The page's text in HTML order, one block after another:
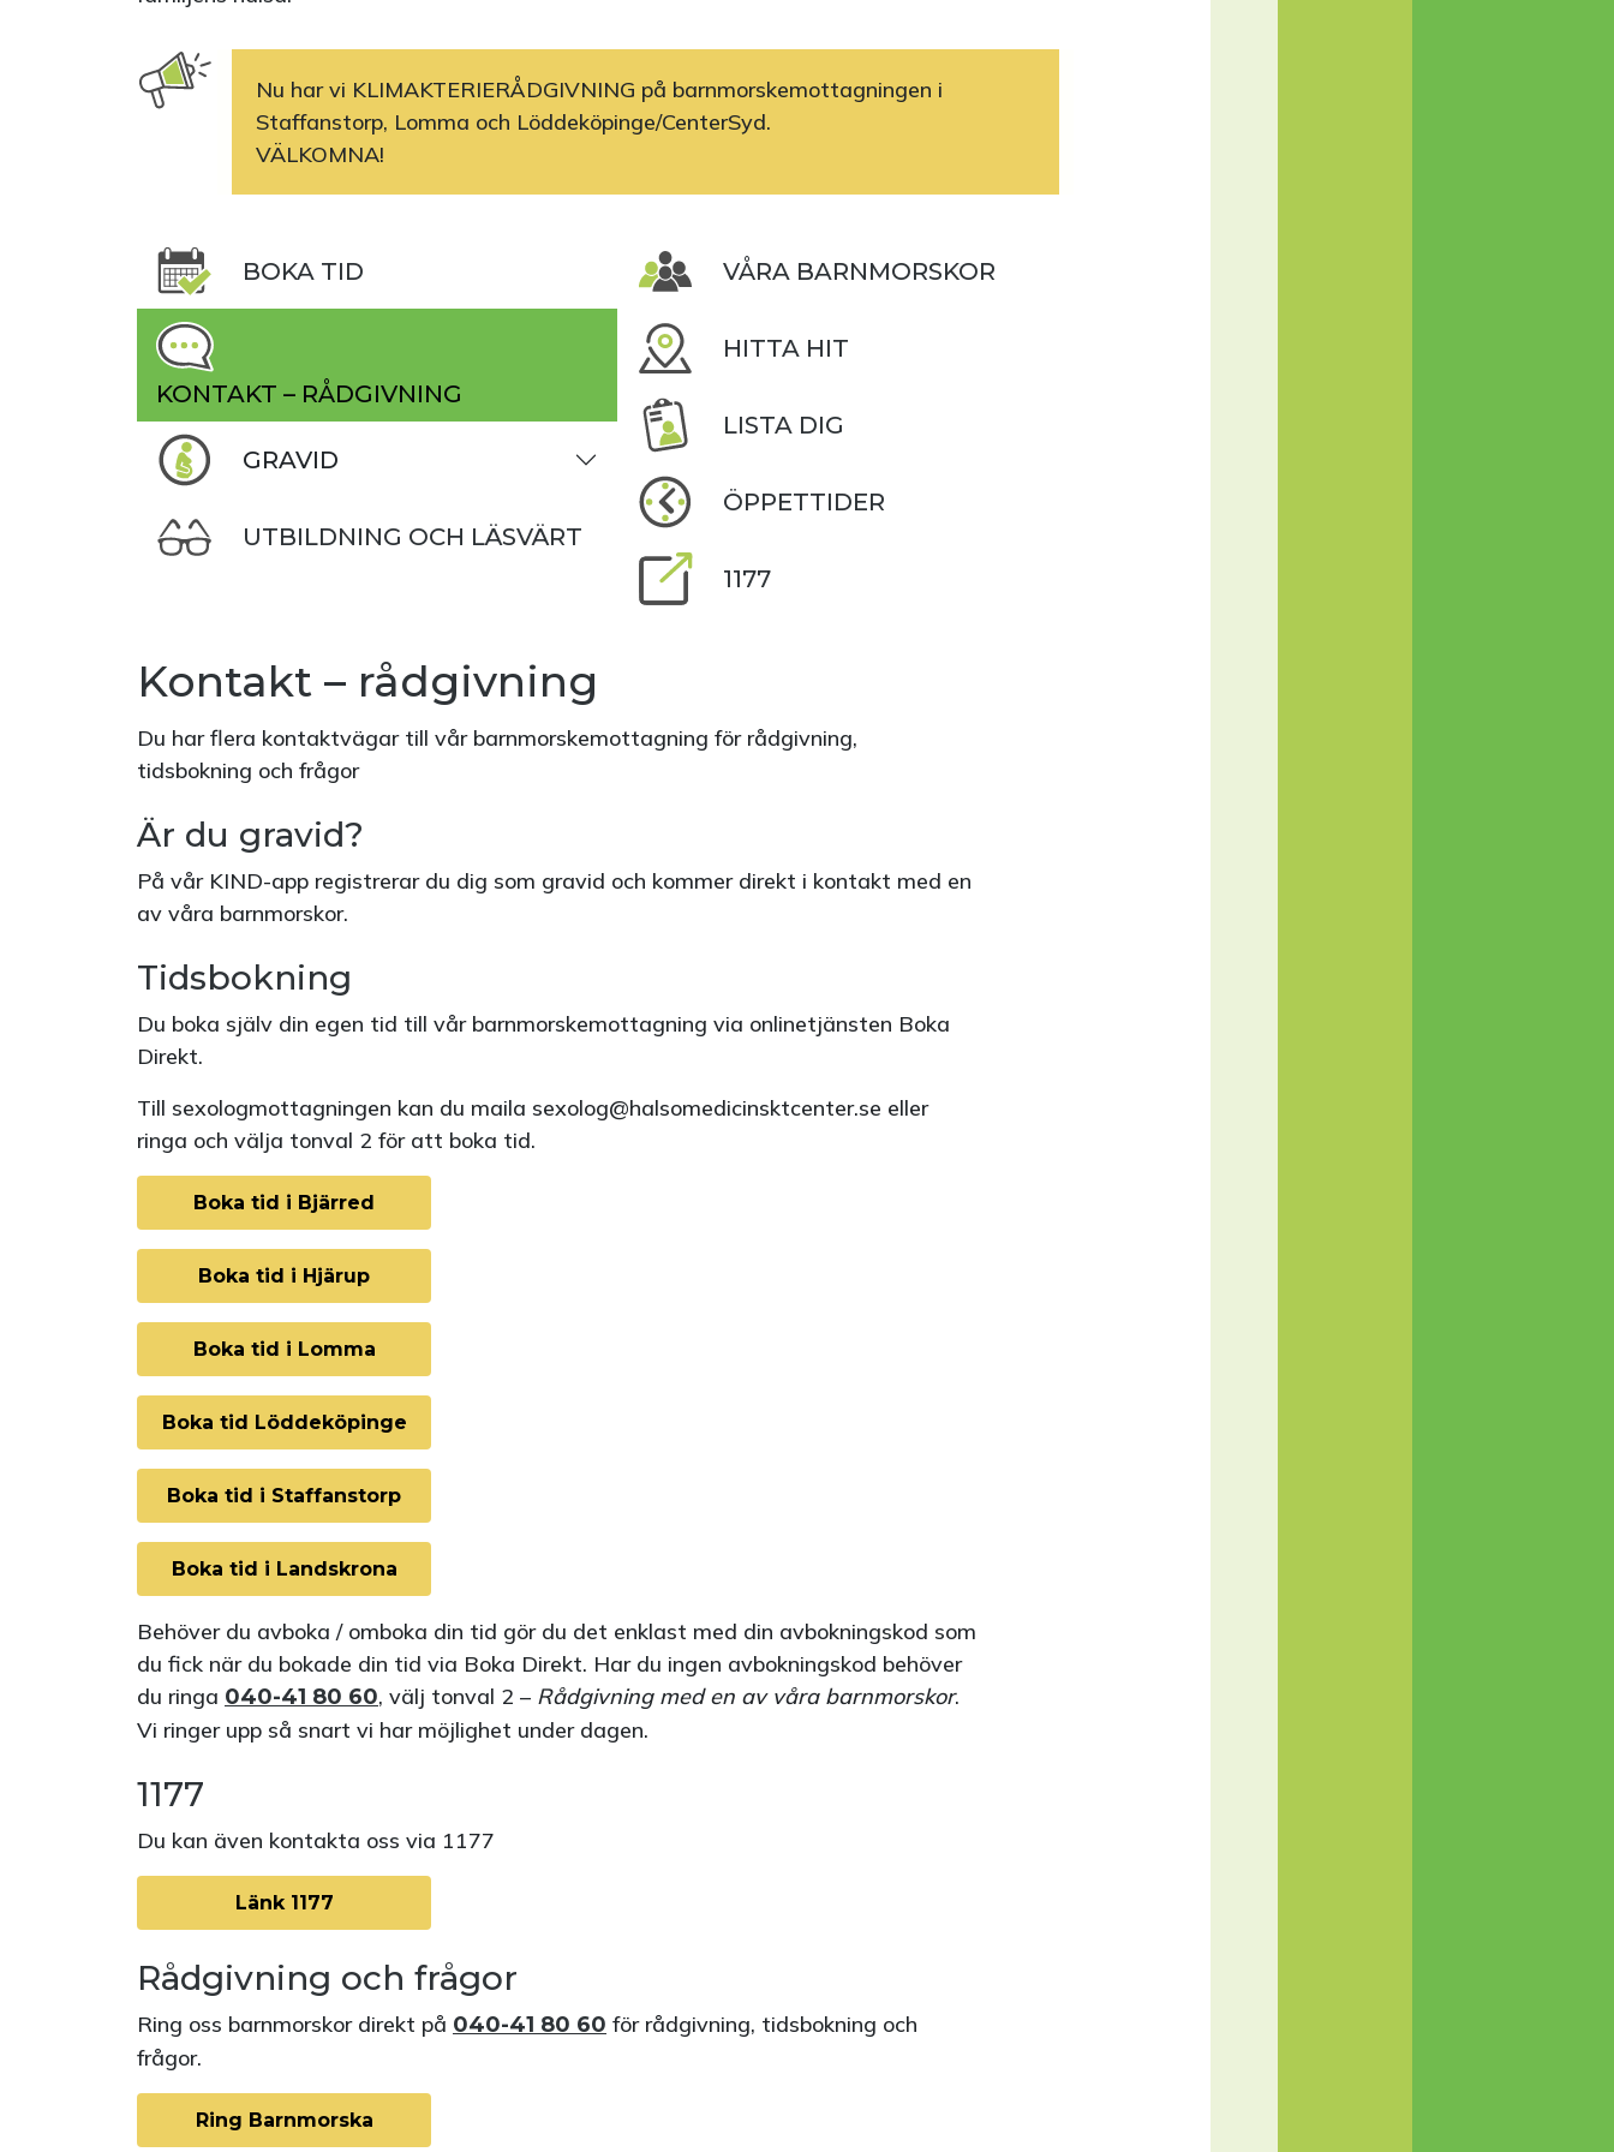
Nu har vi KLIMAKTERIERÅDGIVNING på barnmorskemottagningen i
Staffanstorp, Lomma och Löddeköpinge/CenterSyd.
VÄLKOMNA!
BOKA TID
KONTAKT – RÅDGIVNING
GRAVID
UTBILDNING OCH LÄSVÄRT
VÅRA BARNMORSKOR
HITTA HIT
LISTA DIG
ÖPPETTIDER
1177
Kontakt – rådgivning
Du har flera kontaktvägar till vår barnmorskemottagning för rådgivning,
tidsbokning och frågor
Är du gravid?
På vår KIND-app registrerar du dig som gravid och kommer direkt i kontakt med en
av våra barnmorskor.
Tidsbokning
Du boka själv din egen tid till vår barnmorskemottagning via onlinetjänsten Boka
Direkt.
Till sexologmottagningen kan du maila sexolog@halsomedicinsktcenter.se eller
ringa och välja tonval 2 för att boka tid.
Boka tid i Bjärred
Boka tid i Hjärup
Boka tid i Lomma
Boka tid Löddeköpinge
Boka tid i Staffanstorp
Boka tid i Landskrona
Behöver du avboka / omboka din tid gör du det enklast med din avbokningskod som
du fick när du bokade din tid via Boka Direkt. Har du ingen avbokningskod behöver
du ringa 040-41 80 60, välj tonval 2 – Rådgivning med en av våra barnmorskor.
Vi ringer upp så snart vi har möjlighet under dagen.
1177
Du kan även kontakta oss via 1177
Länk 1177
Rådgivning och frågor
Ring oss barnmorskor direkt på 040-41 80 60 för rådgivning, tidsbokning och
frågor.
Ring Barnmorska